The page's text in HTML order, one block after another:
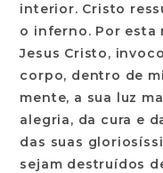
interior. Cristo
o inferno. Por esta
Jesus Cristo,
corpo, dentro de
mente, a sua luz
alegria, da cura e
das suas
sejam destruídos